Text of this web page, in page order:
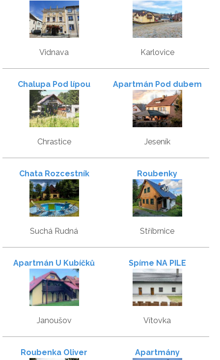
Vidnava
Jeseníkách
Karlovice
Chalupa Pod lípou
Chrastice
Apartmán Pod dubem
Jeseník
Chata Rozcestník
Suchá Rudná
Roubenky
Stříbrnice
Apartmán U Kubíčků
Janoušov
Spíme NA PILE
Vítovka
Roubenka Oliver Apartmány